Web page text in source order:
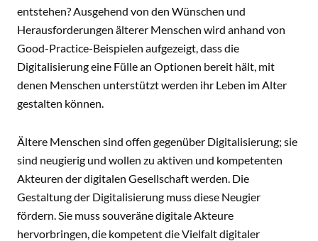
entstehen? Ausgehend von den Wünschen und
Herausforderungen älterer Menschen wird anhand von
Good-Practice-Beispielen aufgezeigt, dass die
Digitalisierung eine Fülle an Optionen bereit hält, mit
denen Menschen unterstützt werden ihr Leben im Alter
gestalten können.
Ältere Menschen sind offen gegenüber Digitalisierung; sie
sind neugierig und wollen zu aktiven und kompetenten
Akteuren der digitalen Gesellschaft werden. Die
Gestaltung der Digitalisierung muss diese Neugier
fördern. Sie muss souveräne digitale Akteure
hervorbringen, die kompetent die Vielfalt digitaler